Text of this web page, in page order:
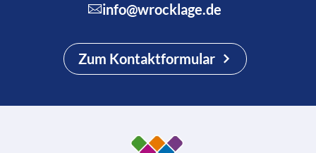
info@wrocklage.de
Zum Kontaktformular